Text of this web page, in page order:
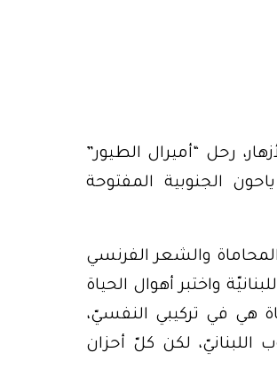
رحل “أميرال الطيور”
الجنوبية المفتوحة
والشعر الفرنسي
واختبر أهوال الحياة
هي في تركيبي النفسيّ،
اللبنانيّ، لكن كلّ أحزان